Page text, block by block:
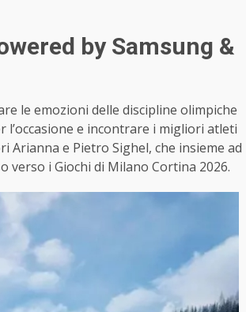
by Samsung &
le emozioni delle discipline olimpiche
l’occasione e incontrare i migliori atleti
e Pietro Sighel, che insieme ad
verso i Giochi di Milano Cortina 2026.